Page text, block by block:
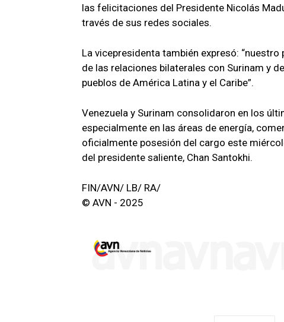
las felicitaciones del Presidente Nicolás
través de sus redes sociales.
La vicepresidenta también expresó:
de las relaciones bilaterales con Surinam y
pueblos de América Latina y el Caribe”.
Venezuela y Surinam consolidaron en los
especialmente en las áreas de energía,
oficialmente posesión del cargo este
del presidente saliente, Chan Santokhi.
FIN/AVN/ LB/ RA/
© AVN - 2025